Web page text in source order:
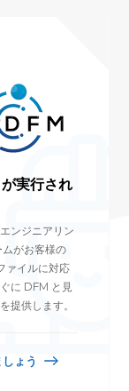
実行され
ンジニアリン
ムがお客様の
ァイルに対応
に DFM と見
提供します。
ょう